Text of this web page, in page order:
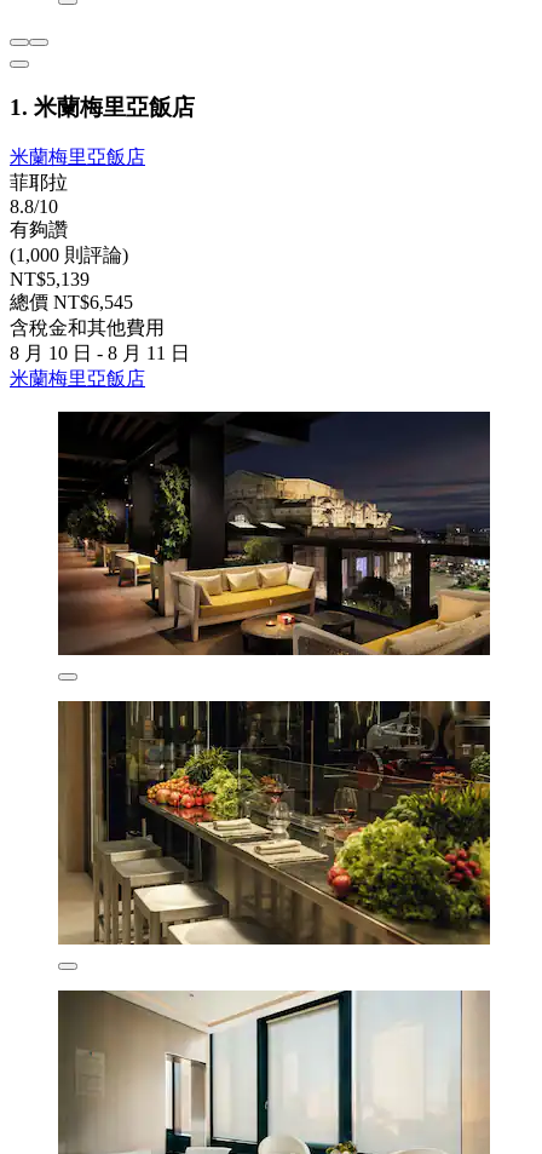
1. 米蘭梅里亞飯店
米蘭梅里亞飯店
菲耶拉
8.8/10
有夠讚
(1,000 則評論)
NT$5,139
總價 NT$6,545
含稅金和其他費用
8 月 10 日 - 8 月 11 日
米蘭梅里亞飯店